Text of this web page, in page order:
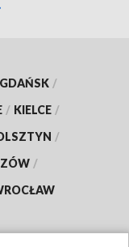
GDAŃSK /
/ KIELCE /
/
/